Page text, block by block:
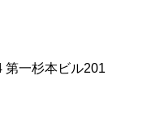
第一杉本ビル201